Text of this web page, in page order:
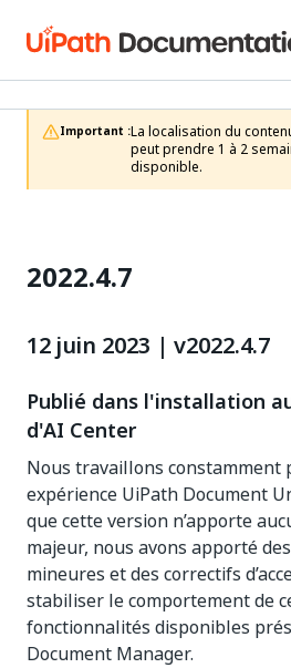
Important :La localisation du
peut prendre 1 à 2
disponible.
2022.4.7
12 juin 2023 | v2022.4.7
Publié dans l'installation
d'AI Center
Nous travaillons
expérience UiPath Document
que cette version n’apporte
majeur, nous avons apporté
mineures et des correctifs
stabiliser le comportement de
fonctionnalités disponibles
Document Manager.